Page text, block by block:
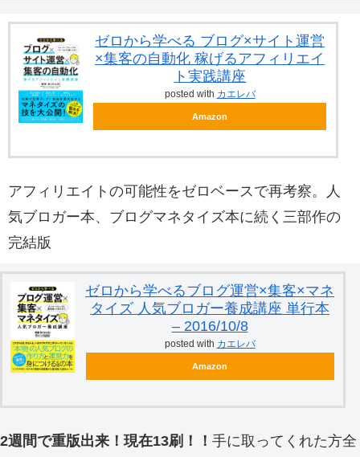
ゼロから学べる ブログ×サイト運営
×集客の自動化 稼げるアフィリエイ
ト実践講座
posted with カエレバ
Amazon
アフィリエイトの可能性をゼロベースで再考察。人
気ブロガー本、ブログマネタイズ本に続く三部作の
完結版
ゼロから学べるブログ運営×集客×マネ
タイズ 人気ブロガー養成講座 単行本
– 2016/10/8
posted with カエレバ
Amazon
2週間で重版出来！現在13刷！！ 手に取ってくれた方全